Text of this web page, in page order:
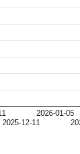
2025-12-11
2026-01-05